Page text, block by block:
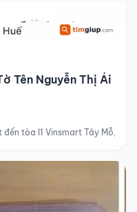
Tên Nguyễn Thị Ái
tòa I1 Vinsmart Tây Mỗ, Hà